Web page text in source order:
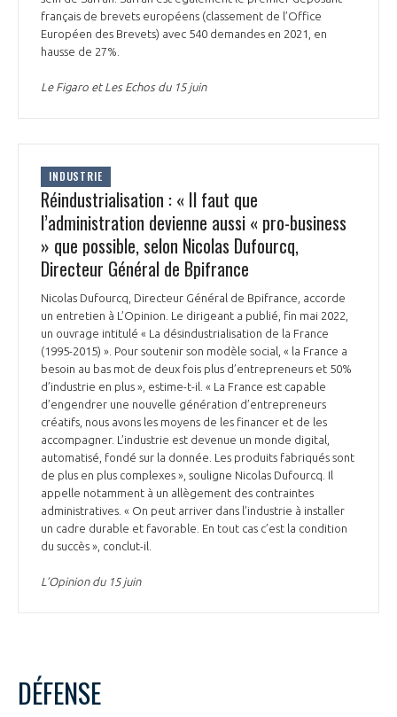
MÉDIATION ET CHARTE D’ENGAGEMENT SUR LES RELATIONS ENTRE
CLIENTS ET FOURNISSEURS
LA MÉDIATION AU-DELÀ DE LA FILIÈRE AÉRONAUTIQUE ET SPATIALE
CHIFFRES CLÉS
EMPLOI & FORMATION
ENVIRONNEMENT
INNOVATION
INTERNATIONALISATION
LES PUBLICATIONS
DOCUMENTS & BROCHURES
RAPPORTS D'ACTIVITÉS
français de brevets européens (classement de l’Office
Européen des Brevets) avec 540 demandes en 2021, en
hausse de 27%.
Le Figaro et Les Echos du 15 juin
INDUSTRIE
Réindustrialisation : « Il faut que
l’administration devienne aussi « pro-business
» que possible, selon Nicolas Dufourcq,
Directeur Général de Bpifrance
Nicolas Dufourcq, Directeur Général de Bpifrance, accorde
un entretien à L’Opinion. Le dirigeant a publié, fin mai 2022,
un ouvrage intitulé « La désindustrialisation de la France
(1995-2015) ». Pour soutenir son modèle social, « la France a
besoin au bas mot de deux fois plus d’entrepreneurs et 50%
d’industrie en plus », estime-t-il. « La France est capable
d’engendrer une nouvelle génération d’entrepreneurs
créatifs, nous avons les moyens de les financer et de les
accompagner. L’industrie est devenue un monde digital,
automatisé, fondé sur la donnée. Les produits fabriqués sont
de plus en plus complexes », souligne Nicolas Dufourcq. Il
appelle notamment à un allègement des contraintes
administratives. « On peut arriver dans l’industrie à installer
un cadre durable et favorable. En tout cas c’est la condition
du succès », conclut-il.
L’Opinion du 15 juin
DÉFENSE